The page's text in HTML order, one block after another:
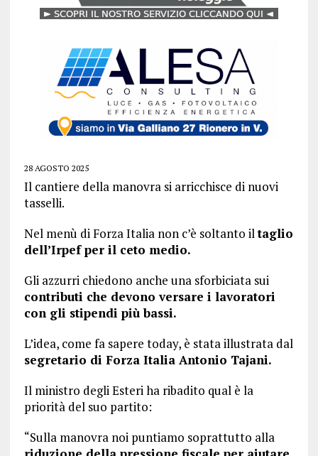
28 AGOSTO 2025
Il cantiere della manovra si arricchisce di nuovi
tasselli.
Nel menù di Forza Italia non c’è soltanto iltaglio
dell’Irpef per il ceto medio.
Gli azzurri chiedono anche una sforbiciata sui
contributi che devono versare i lavoratori
con gli stipendi più bassi.
L’idea, come fa sapere today, è stata illustrata dal
segretario di Forza Italia Antonio Tajani.
Il ministro degli Esteri ha ribadito qual è la
priorità del suo partito:
“Sulla manovra noi puntiamo soprattutto alla